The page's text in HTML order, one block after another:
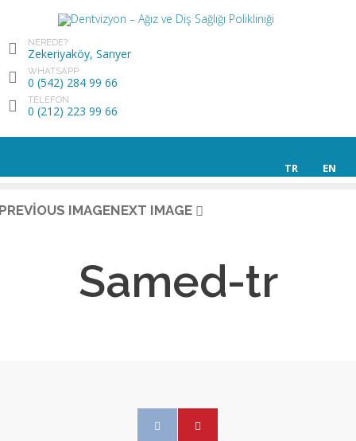
NEREDE?
Zekeriyaköy, Sarıyer
WHATSAPP
0 (542) 284 99 66
TELEFON
0 (212) 223 99 66
TR EN
IMAGENEXT IMAGE
Samed-tr